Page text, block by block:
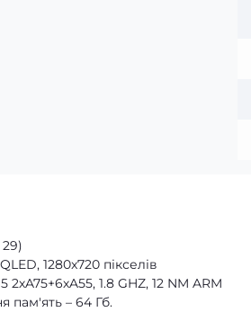
1280x720 пікселів
1.8 GHZ, 12 NM ARM
пам'ять – 64 Гб.